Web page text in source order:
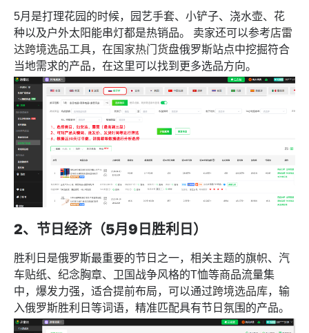
5月是打理花园的时候，园艺手套、小铲子、浇水壶、花
种以及户外太阳能串灯都是热销品。 卖家还可以参考店雷
达跨境选品工具，在 国家热门货盘俄罗斯站点中挖掘符合
当地需求的产品，在这里可以找到更多选品方向。
2、节日经济（5月9日胜利日）
胜利日是俄罗斯最重要的节日之一，相关主题的旗帜、汽
车贴纸、纪念胸章、卫国战争风格的T恤等商品流量集
中，爆发力强，适合提前布局，可以通过跨境选品库，输
入俄罗斯胜利日等词语，精准匹配具有节日氛围的产品。